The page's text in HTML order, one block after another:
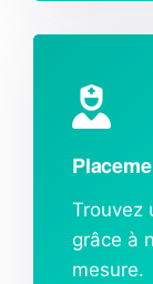
Trouvez
grâce à
mesure.